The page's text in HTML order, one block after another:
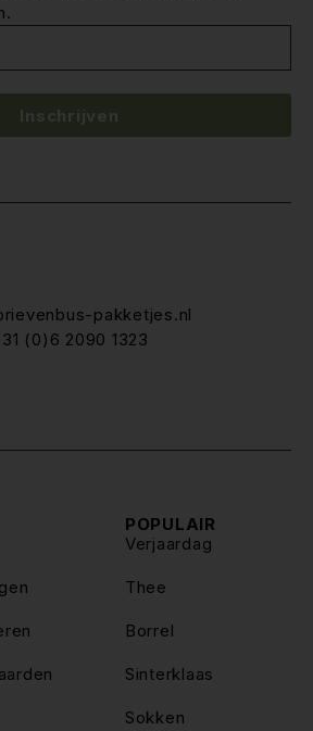
pakketjes.nl
(0)6 2090 1323
POPULAIR
Verjaardag
Thee
Borrel
Sinterklaas
Sokken
Inschrijven